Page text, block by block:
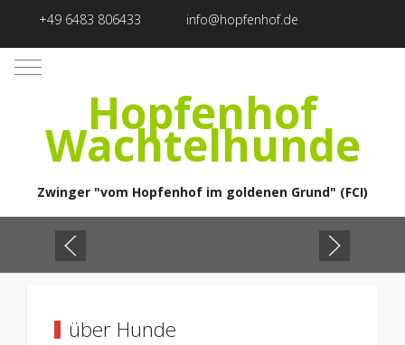
+49 6483 806433 info@hopfenhof.de
Mobile Menu Toggle
Hopfenhof
Wachtelhunde
Zwinger "vom Hopfenhof im goldenen Grund" (FCI)
über Hunde